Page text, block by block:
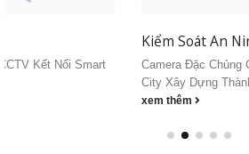
Camera Đặc Chủng Camera Nhìn Đêm
City Xây Dựng Thành Phố Thông Minh...